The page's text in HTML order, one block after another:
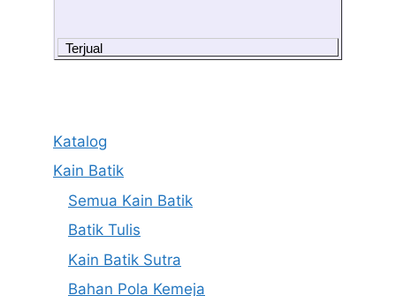
Terjual
Katalog
Kain Batik
Semua Kain Batik
Batik Tulis
Kain Batik Sutra
Bahan Pola Kemeja